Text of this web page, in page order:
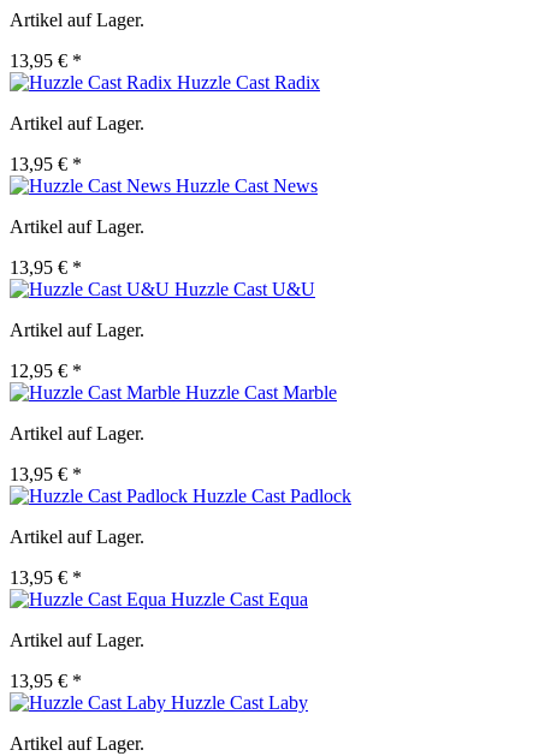
Artikel auf Lager.
13,95 € *
Huzzle Cast Radix
Artikel auf Lager.
13,95 € *
Huzzle Cast News
Artikel auf Lager.
13,95 € *
Huzzle Cast U&U
Artikel auf Lager.
12,95 € *
Huzzle Cast Marble
Artikel auf Lager.
13,95 € *
Huzzle Cast Padlock
Artikel auf Lager.
13,95 € *
Huzzle Cast Equa
Artikel auf Lager.
13,95 € *
Huzzle Cast Laby
Artikel auf Lager.